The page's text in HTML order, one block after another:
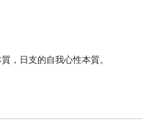
，日支的自我心性本質。